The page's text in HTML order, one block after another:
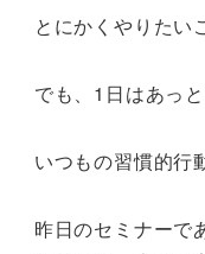
とにかくやりたい
でも、1日はあっ
いつもの習慣的行
昨日のセミナーで